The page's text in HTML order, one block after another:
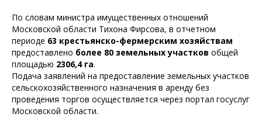
По словам министра имущественных отношений
Московской области Тихона Фирсова, в отчетном
периоде 63 крестьянско-фермерским хозяйствам
предоставлено более 80 земельных участков общей
площадью 2306,4 га.
Подача заявлений на предоставление земельных участков
сельскохозяйственного назначения в аренду без
проведения торгов осуществляется через портал госуслуг
Московской области.